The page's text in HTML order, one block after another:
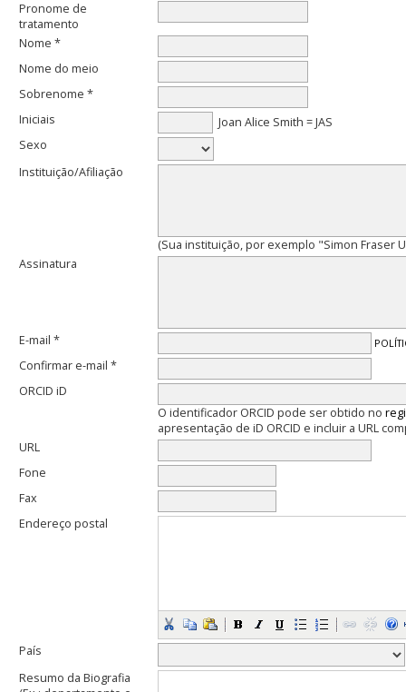
Pronome de
tratamento
Nome *
Nome do meio
Sobrenome *
Iniciais
Joan Alice Smith = JAS
Sexo
Instituição/Afiliação
(Sua instituição, por exemplo "Simon Fraser
Assinatura
E-mail *
Confirmar e-mail *
ORCID iD
O identificador ORCID pode ser obtido no
apresentação de iD ORCID e incluir a URL
URL
Fone
Fax
Endereço postal
País
Resumo da Biografia